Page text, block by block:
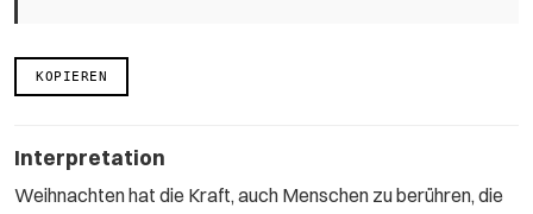
KOPIEREN
Interpretation
Weihnachten hat die Kraft, auch Menschen zu berühren, die